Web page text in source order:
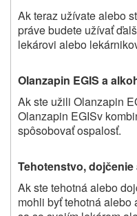
Ak teraz užívate alebo
práve budete užívať
lekárovi alebo
Olanzapin EGIS a
Ak ste užili Olanzapin
Olanzapin EGISv
spôsobovať ospalosť.
Tehotenstvo,
Ak ste tehotná alebo
mohli byť tehotná alebo